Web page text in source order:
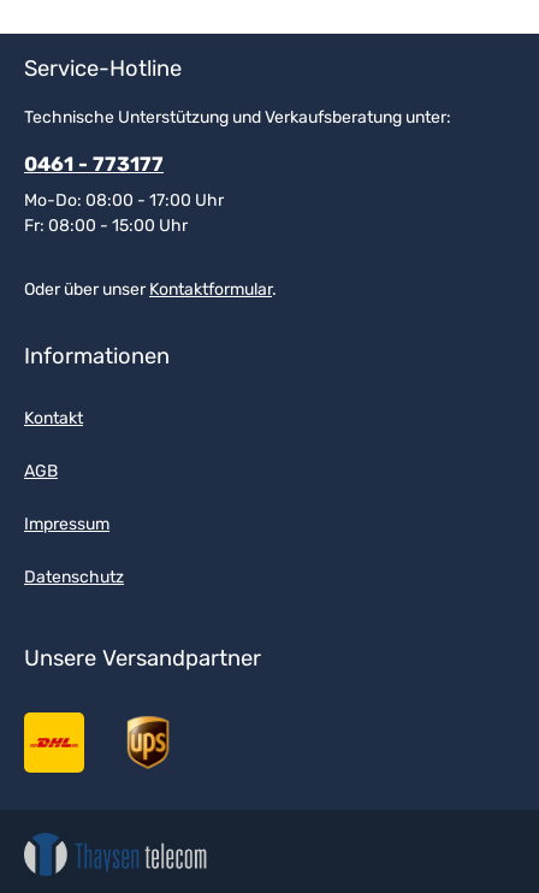
Service-Hotline
Technische Unterstützung und Verkaufsberatung unter:
0461 - 773177
Mo-Do: 08:00 - 17:00 Uhr
Fr: 08:00 - 15:00 Uhr
Oder über unserKontaktformular.
Informationen
Kontakt
AGB
Impressum
Datenschutz
Unsere Versandpartner